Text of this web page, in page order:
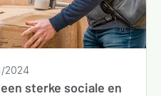
sterke sociale en
2024